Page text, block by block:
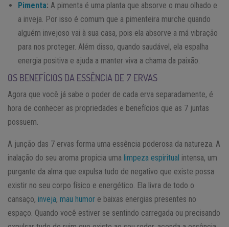
Pimenta: A pimenta é uma planta que absorve o mau olhado e
a inveja. Por isso é comum que a pimenteira murche quando
alguém invejoso vai à sua casa, pois ela absorve a má vibração
para nos proteger. Além disso, quando saudável, ela espalha
energia positiva e ajuda a manter viva a chama da paixão.
OS BENEFÍCIOS DA ESSÊNCIA DE 7 ERVAS
Agora que você já sabe o poder de cada erva separadamente, é
hora de conhecer as propriedades e benefícios que as 7 juntas
possuem.
A junção das 7 ervas forma uma essência poderosa da natureza. A
inalação do seu aroma propicia uma limpeza espiritual intensa, um
purgante da alma que expulsa tudo de negativo que existe possa
existir no seu corpo físico e energético. Ela livra de todo o
cansaço, inveja, mau humor e baixas energias presentes no
espaço. Quando você estiver se sentindo carregada ou precisando